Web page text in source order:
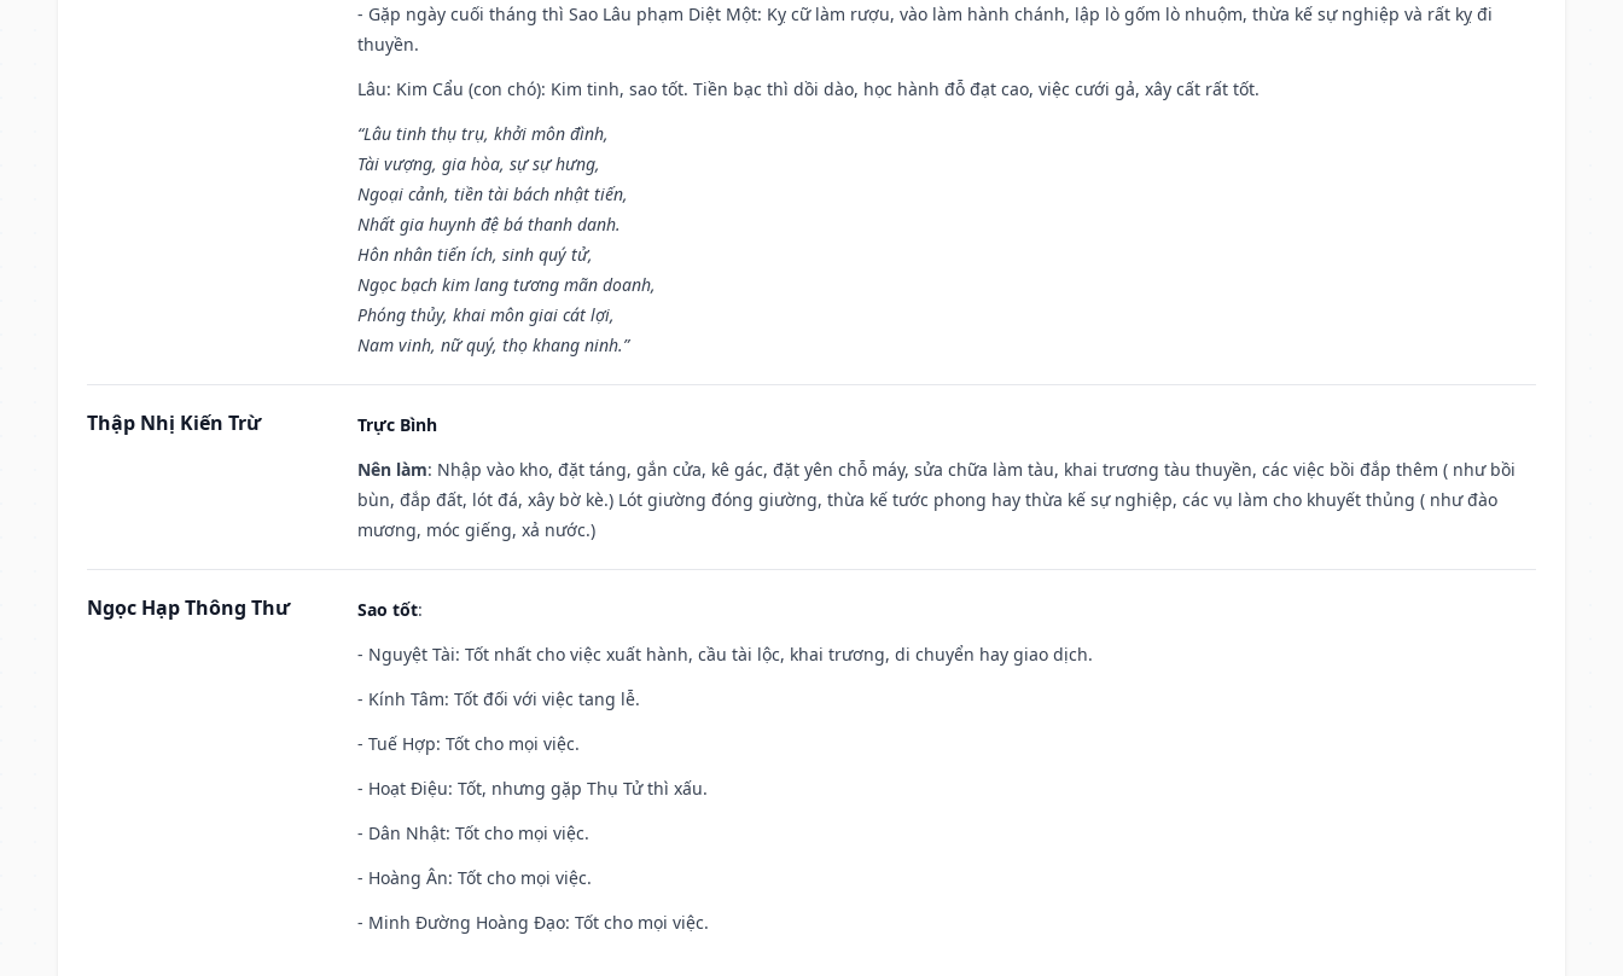
- Gặp ngày cuối tháng thì Sao Lâu phạm Diệt Một: Kỵ cữ làm rượu, vào làm hành chánh, lập lò gốm lò nhuộm, thừa kế sự nghiệp và rất kỵ đi
thuyền.
Lâu: Kim Cẩu (con chó): Kim tinh, sao tốt. Tiền bạc thì dồi dào, học hành đỗ đạt cao, việc cưới gả, xây cất rất tốt.
“Lâu tinh thụ trụ, khởi môn đình,
Tài vượng, gia hòa, sự sự hưng,
Ngoại cảnh, tiền tài bách nhật tiến,
Nhất gia huynh đệ bá thanh danh.
Hôn nhân tiến ích, sinh quý tử,
Ngọc bạch kim lang tương mãn doanh,
Phóng thủy, khai môn giai cát lợi,
Nam vinh, nữ quý, thọ khang ninh.”
Thập Nhị Kiến Trừ
Trực Bình
Nên làm: Nhập vào kho, đặt táng, gắn cửa, kê gác, đặt yên chỗ máy, sửa chữa làm tàu, khai trương tàu thuyền, các việc bồi đắp thêm ( như bồi
bùn, đắp đất, lót đá, xây bờ kè.) Lót giường đóng giường, thừa kế tước phong hay thừa kế sự nghiệp, các vụ làm cho khuyết thủng ( như đào
mương, móc giếng, xả nước.)
Ngọc Hạp Thông Thư Sao tốt:
- Nguyệt Tài: Tốt nhất cho việc xuất hành, cầu tài lộc, khai trương, di chuyển hay giao dịch.
- Kính Tâm: Tốt đối với việc tang lễ.
- Tuế Hợp: Tốt cho mọi việc.
- Hoạt Điệu: Tốt, nhưng gặp Thụ Tử thì xấu.
- Dân Nhật: Tốt cho mọi việc.
- Hoàng Ân: Tốt cho mọi việc.
- Minh Đường Hoàng Đạo: Tốt cho mọi việc.